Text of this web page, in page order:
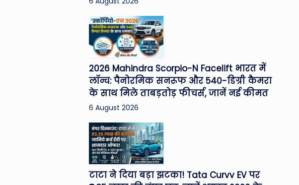
2026 Mahindra Scorpio-N Facelift भारत में
लॉन्च: पैनोरमिक सनरूफ और 540-डिग्री कैमरा
के साथ मिले ताबड़तोड़ फीचर्स, जानें नई कीमत
6 August 2026
टाटा ने दिया बड़ा झटका! Tata Curvv EV पर